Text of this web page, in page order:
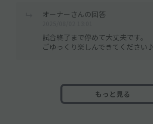
オーナーさんの回答
試合終了まで停めて大丈夫です。
ごゆっくり楽しんできてください♪
もっと見る